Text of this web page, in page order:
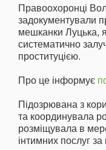
Правоохоронці
задокументували
мешканки Луцька,
систематично
проституцією.
Про це інформує
Підозрювана з
та координувала
розміщувала в
інтимних послуг за